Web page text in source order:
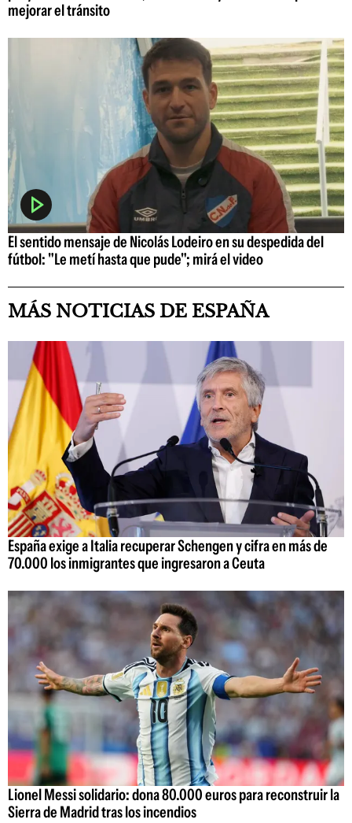
mejorar el tránsito
El sentido mensaje de Nicolás Lodeiro en su despedida del
fútbol: "Le metí hasta que pude"; mirá el video
MÁS NOTICIAS DE ESPAÑA
España exige a Italia recuperar Schengen y cifra en más de
70.000 los inmigrantes que ingresaron a Ceuta
Lionel Messi solidario: dona 80.000 euros para reconstruir la
Sierra de Madrid tras los incendios